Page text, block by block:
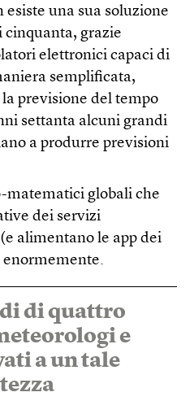
esiste una sua soluzione
cinquanta, grazie
elettronici capaci di
semplificata,
previsione del tempo
settanta alcuni grandi
a produrre previsioni
matematici globali che
dei servizi
alimentano le app dei
di quattro
e
a un tale